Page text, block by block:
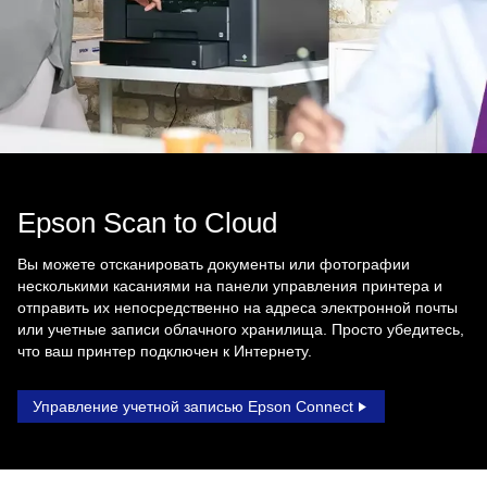
Epson Scan to Cloud
Вы можете отсканировать документы или фотографии
несколькими касаниями на панели управления принтера и
отправить их непосредственно на адреса электронной почты
или учетные записи облачного хранилища. Просто убедитесь,
что ваш принтер подключен к Интернету.
Управление учетной записью Epson Connect